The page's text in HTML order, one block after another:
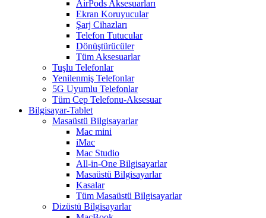
AirPods Aksesuarları
Ekran Koruyucular
Şarj Cihazları
Telefon Tutucular
Dönüştürücüler
Tüm Aksesuarlar
Tuşlu Telefonlar
Yenilenmiş Telefonlar
5G Uyumlu Telefonlar
Tüm Cep Telefonu-Aksesuar
Bilgisayar-Tablet
Masaüstü Bilgisayarlar
Mac mini
iMac
Mac Studio
All-in-One Bilgisayarlar
Masaüstü Bilgisayarlar
Kasalar
Tüm Masaüstü Bilgisayarlar
Dizüstü Bilgisayarlar